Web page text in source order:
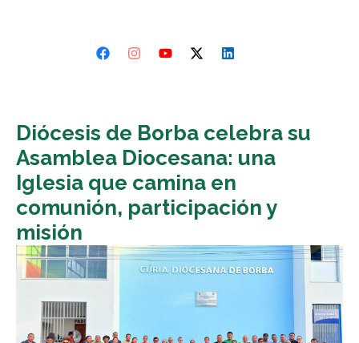
Diócesis de Borba celebra su
Asamblea Diocesana: una
Iglesia que camina en
comunión, participación y
misión